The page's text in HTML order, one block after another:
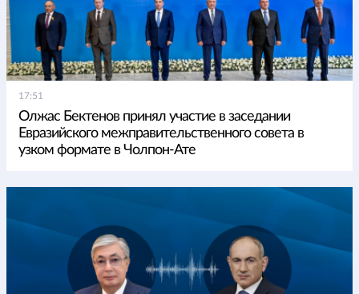
17:51
Олжас Бектенов принял участие в заседании
Евразийского межправительственного совета в
узком формате в Чолпон-Ате